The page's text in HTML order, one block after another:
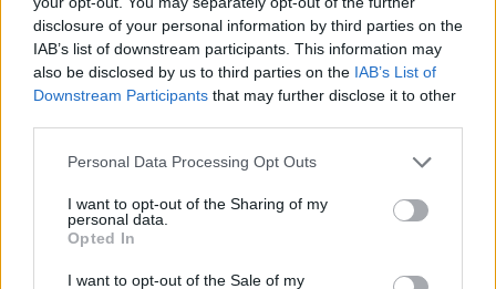
disclosure of your personal information by third parties on the
IAB’s list of downstream participants. This information may
also be disclosed by us to third parties on the IAB’s List of
Downstream Participants that may further disclose it to other
Personal Data Processing Opt Outs
I want to opt-out of the Sharing of my
personal data.
Opted In
I want to opt-out of the Sale of my